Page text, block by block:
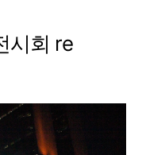
시회 re